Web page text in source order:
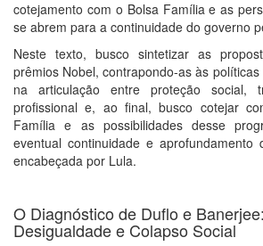
cotejamento com o Bolsa Família e as
se abrem para a continuidade do governo
Neste texto, busco sintetizar as
prêmios Nobel, contrapondo-as às
na articulação entre proteção social,
profissional e, ao final, busco cotejar
Família e as possibilidades desse
eventual continuidade e
encabeçada por Lula.
O Diagnóstico de Duflo e
Desigualdade e Colapso Social